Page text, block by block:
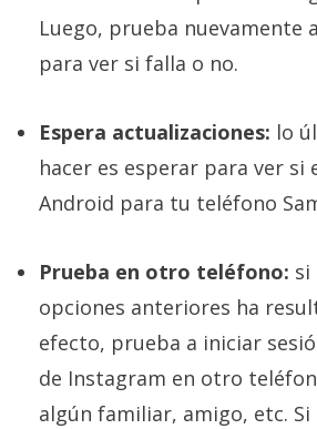
Luego, prueba nuevamente
para ver si falla o no.
Espera actualizaciones: lo
hacer es esperar para ver si
Android para tu teléfono
Prueba en otro teléfono: si
opciones anteriores ha
efecto, prueba a iniciar
de Instagram en otro
algún familiar, amigo, etc.